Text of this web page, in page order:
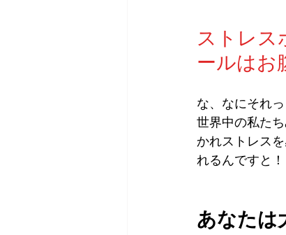
ストレス
ールはお
な、なにそれっ
世界中の私た
かれストレス
れるんですと！
あなたは